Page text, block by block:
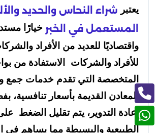
يعتبر شراء النحاس والحديد
المستعمل في الخبر خيارًا
واقتصاديًا للعديد من الأفراد
للأفراد والشركات الاستفادة من
المتخصصة التي تقدم خدمات جمع
المعادن القديمة بأسعار تنافسية،
إعادة التدوير، يتم تقليل الضغط
الطبيعية والبسيطة مما يساهم في